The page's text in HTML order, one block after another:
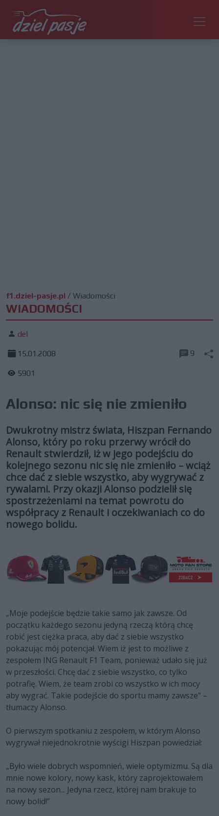
f1.dziel-pasje.pl / Wiadomości
WIADOMOŚCI
del
15.01.2008
5901
9
Alonso: nic się nie zmieniło
Dwukrotny mistrz świata, Hiszpan Fernando
Alonso, który po roku przerwy wrócił do
Renault stwierdził, iż w jego podejściu do
kolejnego sezonu nic się nie zmieniło – wciąż
chce dać z siebie wszystko, aby wygrywać z
rywalami. Przy okazji Alonso podzielił się
spostrzeżeniami na temat powrotu do
współpracy z Renault i oczekiwaniach co do
nowego bolidu.
„Moje podejście będzie takie samo jak zawsze. Od
początku każdego sezonu jedyną rzeczą którą chcę
robić jest ciężka praca, aby dać z siebie wszystko
pokazując mój potencjał. Wiem iż jest to możliwe z
zespołem ING Renault F1 Team, ponieważ udało się już
w przeszłości. Chcę dać z siebie wszystko, co tylko
potrafię. Wiem, że team zrobi co wszystko w ich mocy
aby wygrać. Takie podejście do sportu mamy zawsze” –
tłumaczy Alonso.
O pierwszym spotkaniu z zespołem, w którym Alonso
wygrywał niejednokrotnie wyścigi Hiszpan powiedział:
„Było wiele dobrych wspomnień, wiele optymizmu. Są dla
mnie nowe kolory, nowy kask, który zaprojektowałem
na nowy sezon... Jedyna rzecz, której nam brakuje to
nowy bolid!”